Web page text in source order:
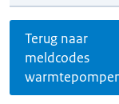
Terug naar
meldcodes